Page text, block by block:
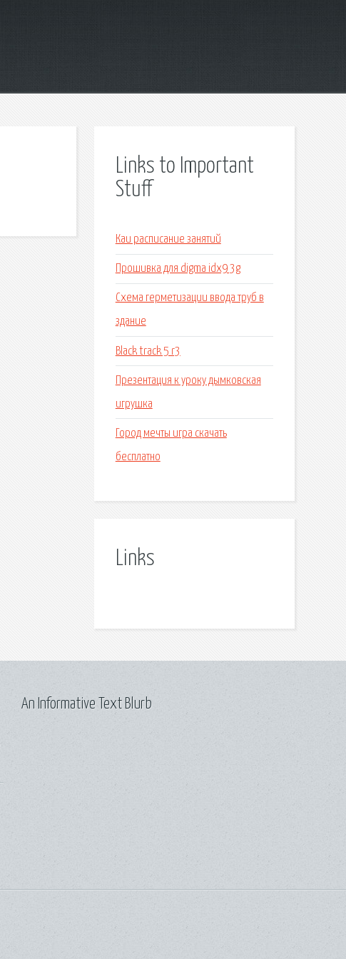
Links to Important
Stuff
Каи расписание занятий
Прошивка для digma idx9 3g
Схема герметизации ввода труб в
здание
Black track 5 r3
Презентация к уроку дымковская
игрушка
Город мечты игра скачать
бесплатно
Links
An Informative Text Blurb